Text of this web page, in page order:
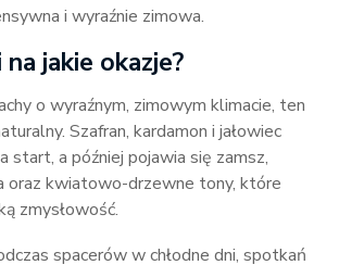
i wyraźnie zimowa.
jakie okazje?
o wyraźnym, zimowym klimacie, ten
Szafran, kardamon i jałowiec
start, a później pojawia się zamsz,
oraz kwiatowo-drzewne tony, które
zmysłowość.
spacerów w chłodne dni, spotkań